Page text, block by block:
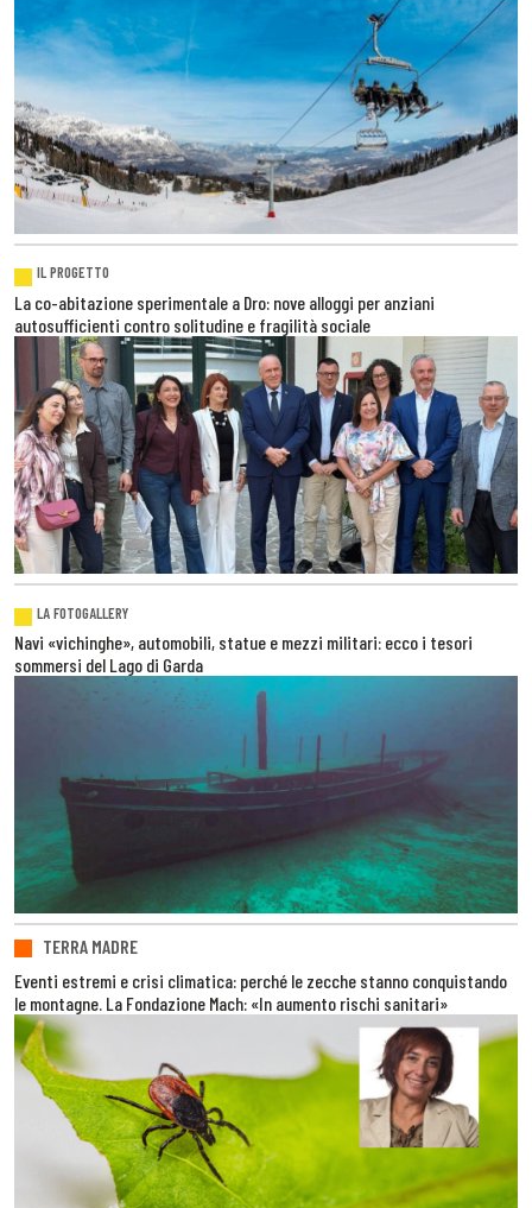
IL PROGETTO
La co-abitazione sperimentale a Dro: nove alloggi per anziani
autosufficienti contro solitudine e fragilità sociale
LA FOTOGALLERY
Navi «vichinghe», automobili, statue e mezzi militari: ecco i tesori
sommersi del Lago di Garda
TERRA MADRE
Eventi estremi e crisi climatica: perché le zecche stanno conquistando
le montagne. La Fondazione Mach: «In aumento rischi sanitari»